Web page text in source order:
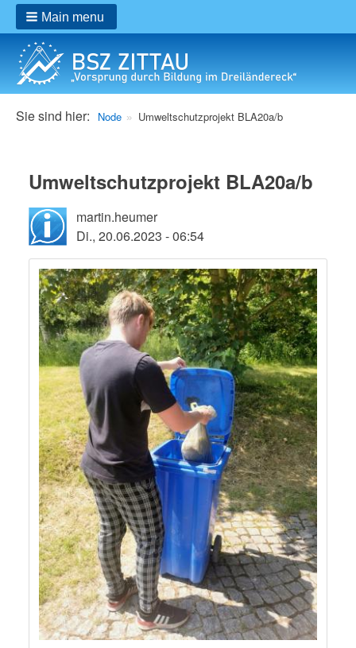
Main menu
Breadcrumbs
Sie sind hier: Node Umweltschutzprojekt BLA20a/b
Umweltschutzprojekt BLA20a/b
martin.heumer
Di., 20.06.2023 - 06:54